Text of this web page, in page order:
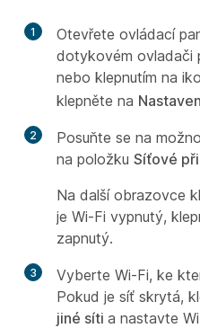
1
Otevřete ovládací
dotykovém ovladači
nebo klepnutím na
klepněte na
2
Posuňte se na
na položku Síťové
Na další obrazovce
je Wi-Fi vypnutý,
zapnutý.
3
Vyberte Wi-Fi, ke
Pokud je síť skrytá,
jiné síti a nastavte